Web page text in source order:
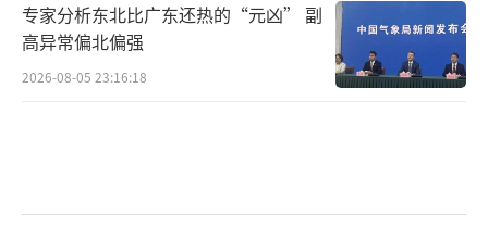
专家分析东北比广东还热的“元凶” 副
高异常偏北偏强
2026-08-05 23:16:18